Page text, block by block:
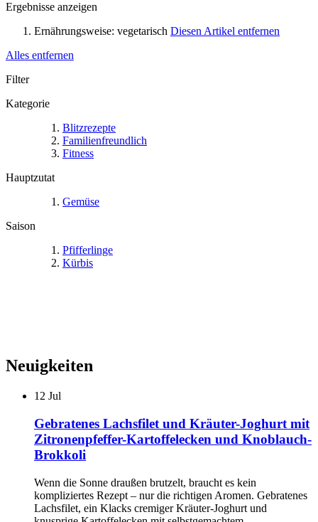
Ergebnisse anzeigen
Ernährungsweise: vegetarisch Diesen Artikel entfernen
Alles entfernen
Filter
Kategorie
Blitzrezepte
Familienfreundlich
Fitness
Hauptzutat
Gemüse
Saison
Pfifferlinge
Kürbis
Neuigkeiten
12 Jul
Gebratenes Lachsfilet und Kräuter-Joghurt mit
Zitronenpfeffer-Kartoffelecken und Knoblauch-
Brokkoli
Wenn die Sonne draußen brutzelt, braucht es kein
kompliziertes Rezept – nur die richtigen Aromen. Gebratenes
Lachsfilet, ein Klacks cremiger Kräuter-Joghurt und